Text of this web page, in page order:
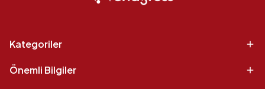
Kategoriler
Önemli Bilgiler